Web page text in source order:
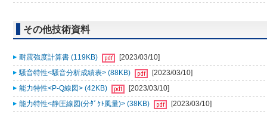
その他技術資料
耐震強度計算書 (119KB)
[2023/03/10]
騒音特性<騒音分析成績表> (88KB)
[2023/03/10]
能力特性<P-Q線図> (42KB)
[2023/03/10]
能力特性<静圧線図(分ﾀﾞｸﾄ風量)> (38KB)
[2023/03/10]